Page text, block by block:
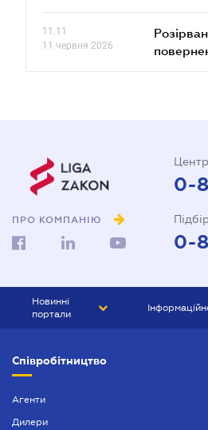
11.11
11 червня 2026
ПРО КОМПАНІЮ
0-
0-
Новинні
портали
БІЗНЕС
Співробітництво
Агенти
Дилери